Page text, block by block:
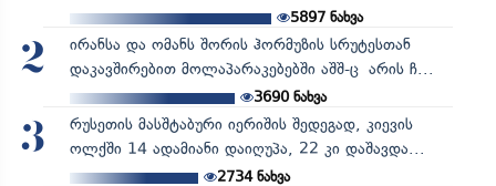
5897 ნახვა
2
ირანსა და ომანს შორის ჰორმუზის სრუტესთან
დაკავშირებით მოლაპარაკებებში აშშ-ც არის ჩ...
3690ნახვა
3
რუსეთის მასშტაბური იერიშის შედეგად, კიევის
ოლქში 14 ადამიანი დაიღუპა, 22 კი დაშავდა...
2734ნახვა